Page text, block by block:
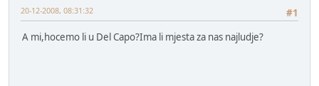
#1
20-12-2008, 08:31:32
A mi,hocemo li u Del Capo?Ima li mjesta za nas najludje?